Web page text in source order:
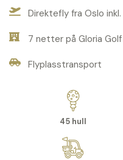
Direktefly fra Oslo
7 netter på Gloria
Flyplasstransport
45 hull